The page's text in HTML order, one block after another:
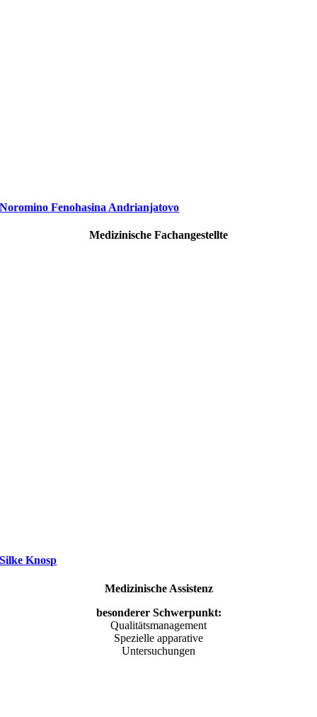
Noromino Fenohasina Andrianjatovo
Medizinische Fachangestellte
Silke Knosp
Medizinische Assistenz
besonderer Schwerpunkt:
Qualitätsmanagement
Spezielle apparative
Untersuchungen